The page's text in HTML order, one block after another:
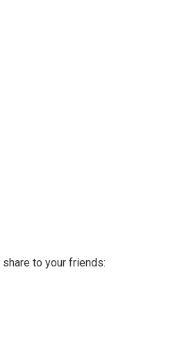
to your friends: